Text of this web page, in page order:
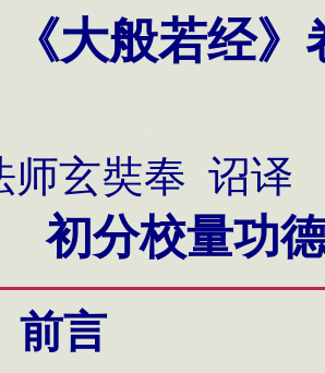
《大般若经
师玄奘奉 诏译
初分校量功
前言